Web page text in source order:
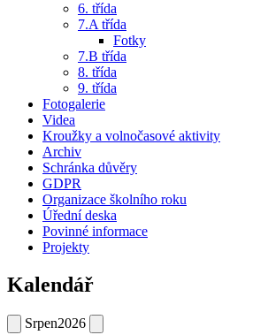
6. třída
7.A třída
Fotky
7.B třída
8. třída
9. třída
Fotogalerie
Videa
Kroužky a volnočasové aktivity
Archiv
Schránka důvěry
GDPR
Organizace školního roku
Úřední deska
Povinné informace
Projekty
Kalendář
Srpen2026